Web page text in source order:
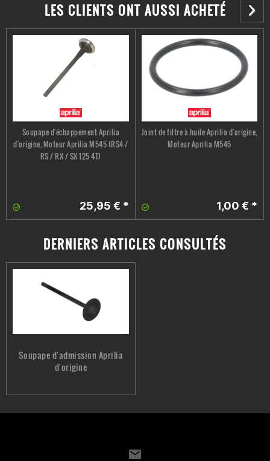
LES CLIENTS ONT AUSSI ACHETÉ
Soupape d'échappement Aprilia
d'origine, Moteur Aprilia M545 (RS4 /
RS / RX / SX 125 4T)
25,95 € *
Joint de filtre à huile Aprilia d'origine,
Moteur Aprilia M545
1,00 € *
DERNIERS ARTICLES CONSULTÉS
Soupape d'admission Aprilia
d'origine